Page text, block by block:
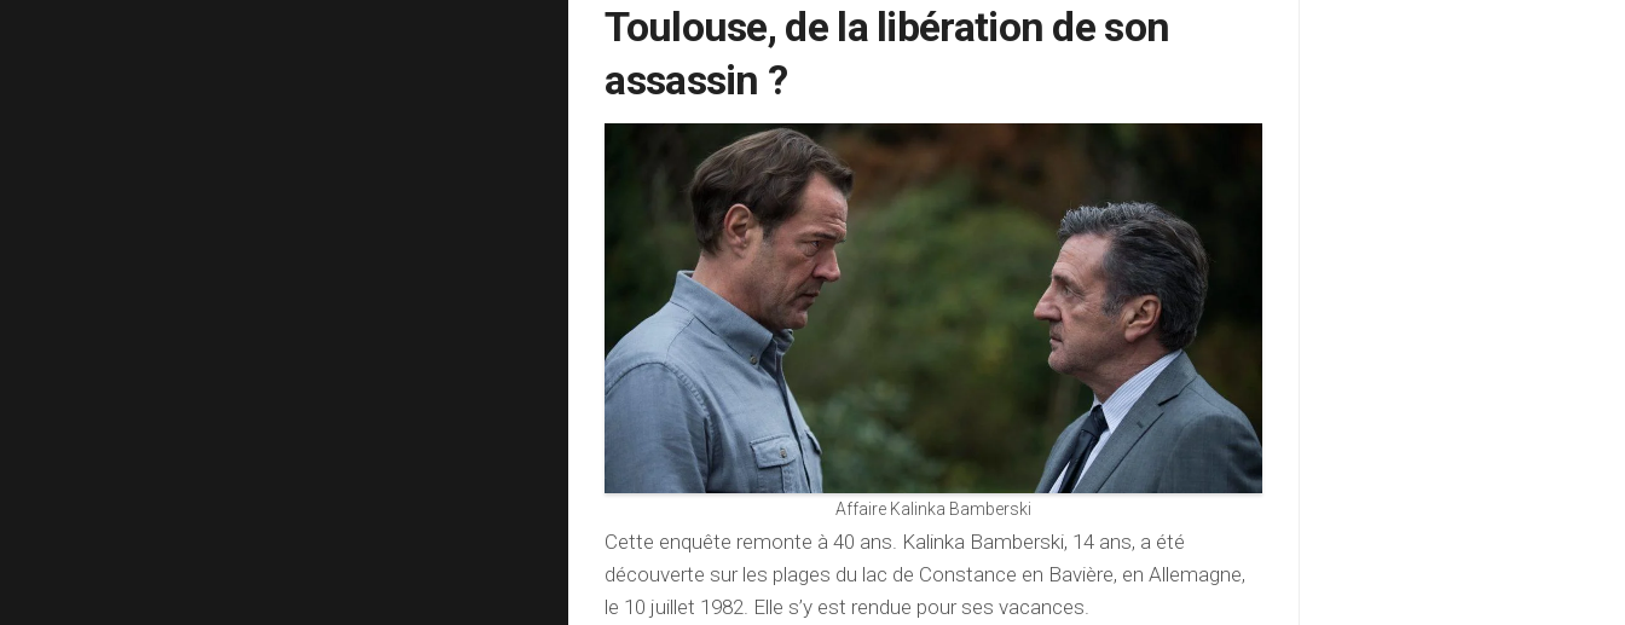
Toulouse, de la libération de son
assassin ?
Affaire Kalinka Bamberski
Cette enquête remonte à 40 ans. Kalinka Bamberski, 14 ans, a été
découverte sur les plages du lac de Constance en Bavière, en Allemagne,
le 10 juillet 1982. Elle s’y est rendue pour ses vacances.